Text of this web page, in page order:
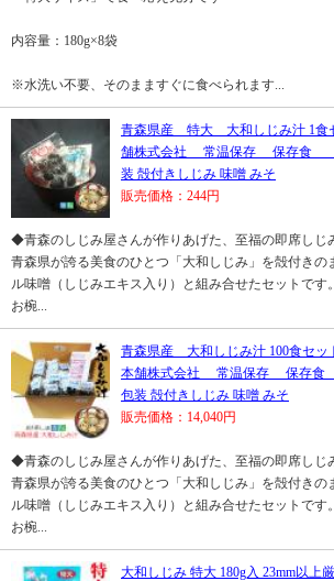
内容量：180g×8袋
※水洗い不要、そのまますぐに食べられます...
青森県産 特大 大和しじみ汁 1食
舗株式会社 常温保存 保存食
装 殻付きしじみ 味噌 みそ
販売価格：244円
◆青森のしじみ屋さんが作りあげた、至福の即席しじ
青森県が誇る美食のひとつ「大和しじみ」を殻付きの
ル味噌（しじみエキス入り）と組み合せたセットです。
お椀...
青森県産 大和しじみ汁 100食セ
本舗株式会社 常温保存 保存食
包装 殻付きしじみ 味噌 みそ
販売価格：14,040円
◆青森のしじみ屋さんが作りあげた、至福の即席しじ
青森県が誇る美食のひとつ「大和しじみ」を殻付きの
ル味噌（しじみエキス入り）と組み合せたセットです。
お椀...
大和しじみ 特大 180g入 23mm以上